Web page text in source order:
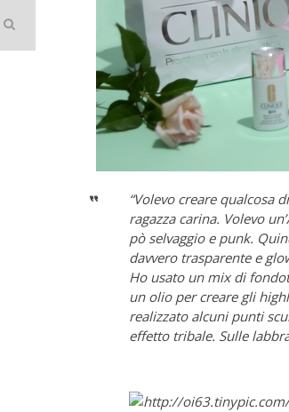
“Volevo creare qualcosa
ragazza carina. Volevo
pò selvaggio e punk.
davvero trasparente e
Ho usato un mix di
un olio per creare gli
realizzato alcuni punti
effetto tribale. Sulle